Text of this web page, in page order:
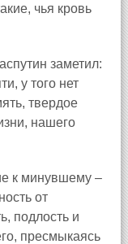
чья кровь
заметил:
у того нет
твердое
нашего
к минувшему –
от
подлость и
пресмыкаясь